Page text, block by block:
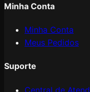
Minha Conta
Minha Conta
Meus Pedidos
Suporte
Central de